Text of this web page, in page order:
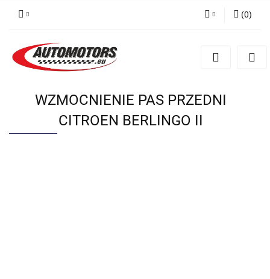
Zarejestruj się
(0)
WZMOCNIENIE PAS PRZEDNI
CITROEN BERLINGO II